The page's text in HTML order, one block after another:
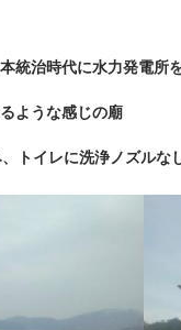
治時代に水力発電所
ような感じの廟
イレに洗浄ノズルな